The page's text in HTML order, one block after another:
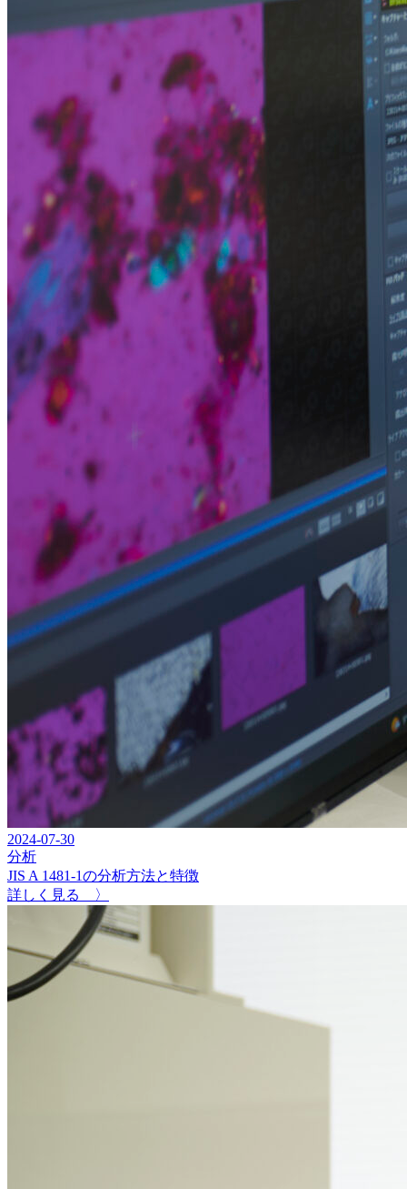
2024-07-30
分析
JIS A 1481-1の分析方法と特徴
詳しく見る 〉